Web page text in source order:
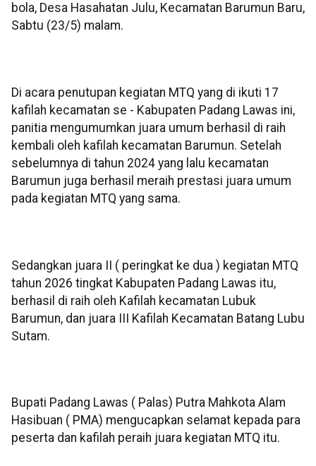
bola, Desa Hasahatan Julu, Kecamatan Barumun Baru,
Sabtu (23/5) malam.
Di acara penutupan kegiatan MTQ yang di ikuti 17
kafilah kecamatan se - Kabupaten Padang Lawas ini,
panitia mengumumkan juara umum berhasil di raih
kembali oleh kafilah kecamatan Barumun. Setelah
sebelumnya di tahun 2024 yang lalu kecamatan
Barumun juga berhasil meraih prestasi juara umum
pada kegiatan MTQ yang sama.
Sedangkan juara II ( peringkat ke dua ) kegiatan MTQ
tahun 2026 tingkat Kabupaten Padang Lawas itu,
berhasil di raih oleh Kafilah kecamatan Lubuk
Barumun, dan juara III Kafilah Kecamatan Batang Lubu
Sutam.
Bupati Padang Lawas ( Palas) Putra Mahkota Alam
Hasibuan ( PMA) mengucapkan selamat kepada para
peserta dan kafilah peraih juara kegiatan MTQ itu.